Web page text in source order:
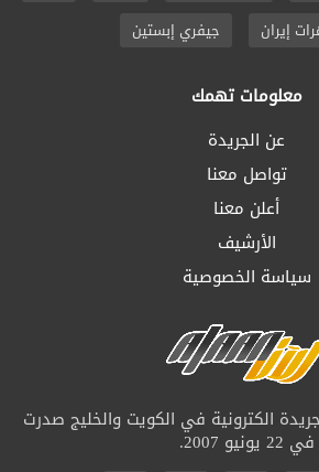
إيران
جيفري إبستين
معلومات تهمك
عن الجريدة
تواصل معنا
أعلن معنا
الأرشيف
سياسة الخصوصية
الكترونية في الكويت والخليج صدرت
في 22 يونيو 2007.